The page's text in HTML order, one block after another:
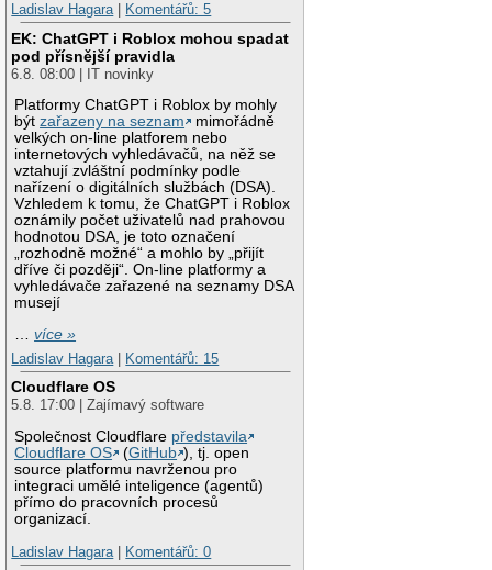
Ladislav Hagara| Komentářů: 5
EK: ChatGPT i Roblox mohou spadat
pod přísnější pravidla
6.8. 08:00 | IT novinky
Platformy ChatGPT i Roblox by mohly
býtzařazeny na seznam
mimořádně
velkých on-line platforem nebo
internetových vyhledávačů, na něž se
vztahují zvláštní podmínky podle
nařízení o digitálních službách (DSA).
Vzhledem k tomu, že ChatGPT i Roblox
oznámily počet uživatelů nad prahovou
hodnotou DSA, je toto označení
„rozhodně možné“ a mohlo by „přijít
dříve či později“. On-line platformy a
vyhledávače zařazené na seznamy DSA
musejí
…více »
Ladislav Hagara | Komentářů: 15
Cloudflare OS
5.8. 17:00 | Zajímavý software
Společnost Cloudflare představila
Cloudflare OS
(GitHub ), tj. open
source platformu navrženou pro
integraci umělé inteligence (agentů)
přímo do pracovních procesů
organizací.
Ladislav Hagara | Komentářů: 0